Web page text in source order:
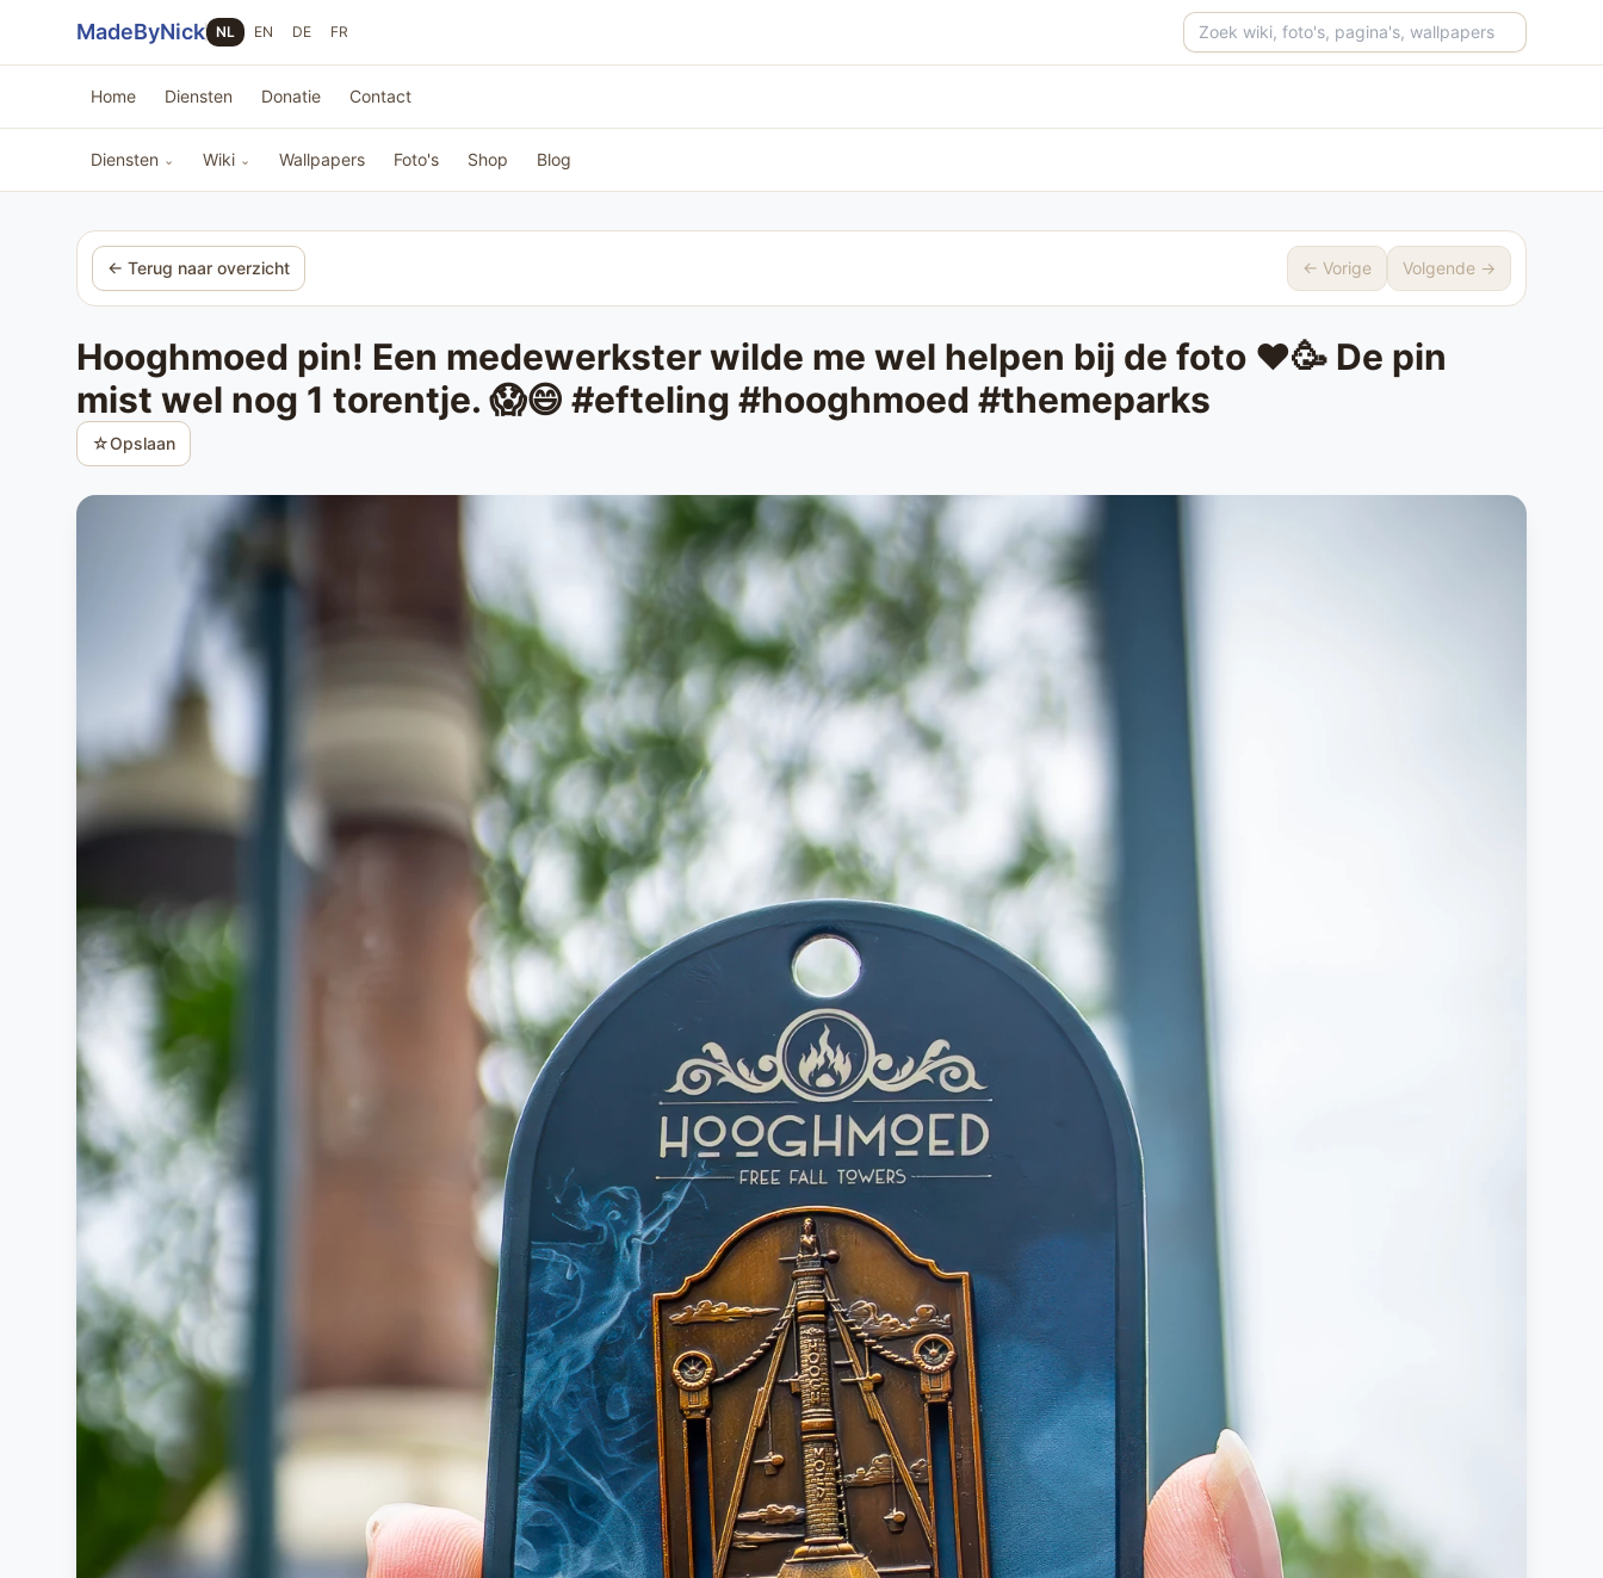
MadeByNick NL EN DE FR Zoeken op de site
Home Diensten Donatie Contact
Diensten ⌄ Wiki ⌄ Wallpapers Foto's Shop Blog
← Terug naar overzicht ← Vorige Volgende →
Hooghmoed pin! Een medewerkster wilde me wel helpen bij de foto ❤️🥳 De pin
mist wel nog 1 torentje. 😱😄 #efteling #hooghmoed #themeparks
☆Opslaan